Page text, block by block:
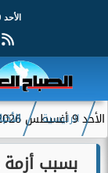
الأحد
الرئيسية
بسبب أزمة